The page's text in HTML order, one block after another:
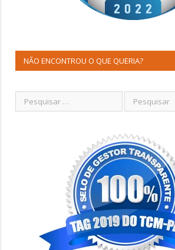
NÃO ENCONTROU O QUE QUERIA?